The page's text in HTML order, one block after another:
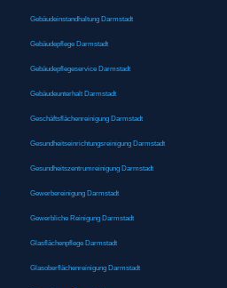
Gebäudeinstandhaltung Darmstadt
Gebäudepflege Darmstadt
Gebäudepflegeservice Darmstadt
Gebäudeunterhalt Darmstadt
Geschäftsflächenreinigung Darmstadt
Gesundheitseinrichtungsreinigung Darmstadt
Gesundheitszentrumreinigung Darmstadt
Gewerbereinigung Darmstadt
Gewerbliche Reinigung Darmstadt
Glasflächenpflege Darmstadt
Glasoberflächenreinigung Darmstadt